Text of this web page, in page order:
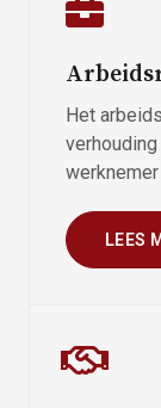
Het
LEES